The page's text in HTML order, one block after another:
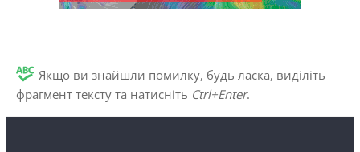
Якщо ви знайшли помилку, будь ласка, виділіть
фрагмент тексту та натисніть Ctrl+Enter.